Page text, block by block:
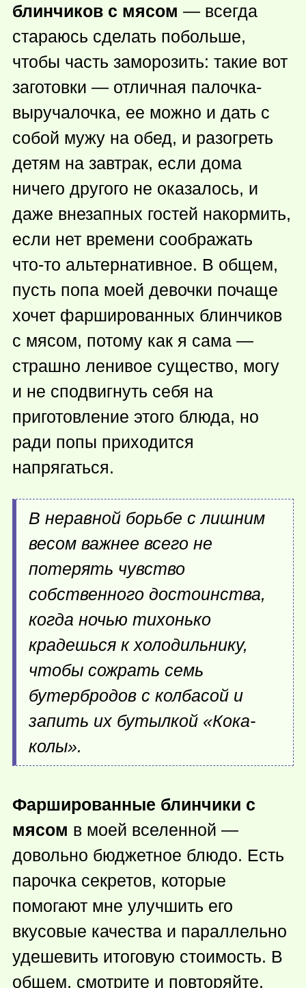
блинчиков с мясом — всегда
стараюсь сделать побольше,
чтобы часть заморозить: такие вот
заготовки — отличная палочка-
выручалочка, ее можно и дать с
собой мужу на обед, и разогреть
детям на завтрак, если дома
ничего другого не оказалось, и
даже внезапных гостей накормить,
если нет времени соображать
что-то альтернативное. В общем,
пусть попа моей девочки почаще
хочет фаршированных блинчиков
с мясом, потому как я сама —
страшно ленивое существо, могу
и не сподвигнуть себя на
приготовление этого блюда, но
ради попы приходится
напрягаться.
В неравной борьбе с лишним
весом важнее всего не
потерять чувство
собственного достоинства,
когда ночью тихонько
крадешься к холодильнику,
чтобы сожрать семь
бутербродов с колбасой и
запить их бутылкой «Кока-
колы».
Фаршированные блинчики с
мясом в моей вселенной —
довольно бюджетное блюдо. Есть
парочка секретов, которые
помогают мне улучшить его
вкусовые качества и параллельно
удешевить итоговую стоимость. В
общем, смотрите и повторяйте.